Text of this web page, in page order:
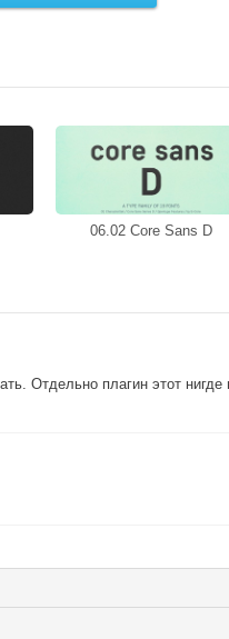
06.02 Core Sans D
Отдельно плагин этот нигде